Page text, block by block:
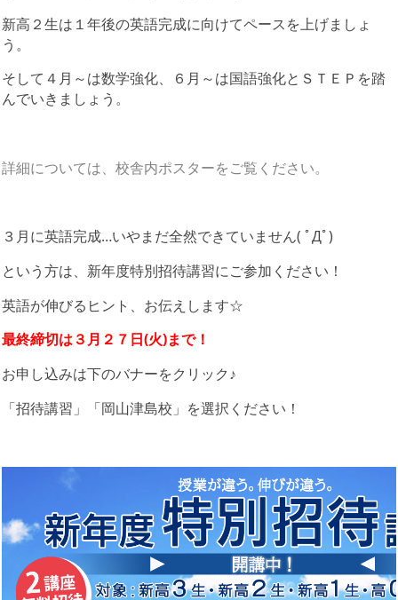
新高２生は１年後の英語完成に向けてペースを上げましょ
う。
そして４月～は数学強化、６月～は国語強化とＳＴＥＰを踏
んでいきましょう。
詳細については、校舎内ポスターをご覧ください。
３月に英語完成…いやまだ全然できていません( ﾟДﾟ)
という方は、新年度特別招待講習にご参加ください！
英語が伸びるヒント、お伝えします☆
最終締切は３月２７日(火)まで！
お申し込みは下のバナーをクリック♪
「招待講習」「岡山津島校」を選択ください！